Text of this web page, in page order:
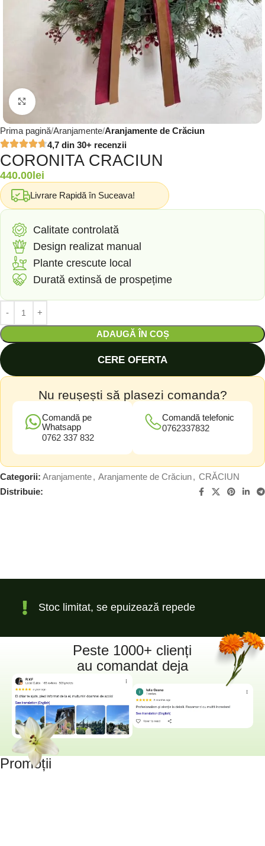
Click to enlarge
Prima pagină Aranjamente Aranjamente de Crăciun
4,7 din 30+ recenzii
CORONITA CRACIUN
440.00lei
Livrare Rapidă în Suceava!
Calitate controlată
Design realizat manual
Plante crescute local
Durată extinsă de prospețime
ADAUGĂ ÎN COȘ
CERE OFERTA
Nu reușești să plasezi comanda?
Comandă pe
Whatsapp
0762 337 832
Comandă telefonic
0762337832
Categorii: Aranjamente, Aranjamente de Crăciun, CRĂCIUN
Distribuie:
Stoc limitat, se epuizează repede
Peste 1000+ clienți
au comandat deja
Promoții